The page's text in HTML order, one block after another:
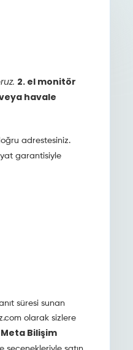
2. el monitör
havale
adrestesiniz.
garantisiyle
süresi sunan
olarak sizlere
Meta Bilişim